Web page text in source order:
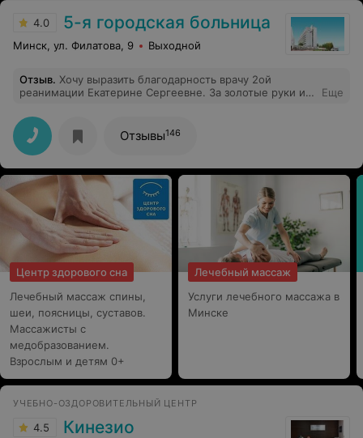
4.0 5-я городская больница
Минск, ул. Филатова, 9 Выходной
Отзыв. Хочу выразить благодарность врачу 2ой
реанимации Екатерине Сергеевне. За золотые руки и
медбрату Ване с этой же реанимации за его
человеческое отношение к пациентам и его доброту и
умение. Огромное спасибо Вам.
Еще
Отзывы146
Центр здорового сна
Лечебный массаж спины,
шеи, поясницы, суставов.
Массажисты с
медобразованием.
Взрослым и детям 0+
Лечебный массаж
Услуги лечебного массажа в
Минске
УЧЕБНО-ОЗДОРОВИТЕЛЬНЫЙ ЦЕНТР
4.5 Кинезио